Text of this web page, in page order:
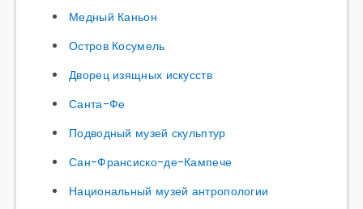
Медный Каньон
Остров Косумель
Дворец изящных искусств
Санта-Фе
Подводный музей скульптур
Сан-Франсиско-де-Кампече
Национальный музей антропологии